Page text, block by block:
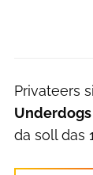
Privateers
da soll das